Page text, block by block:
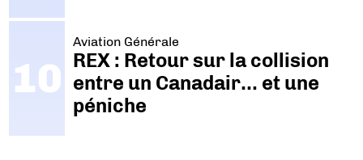
Aviation Générale
REX : Retour sur la collision
entre un Canadair… et une
péniche